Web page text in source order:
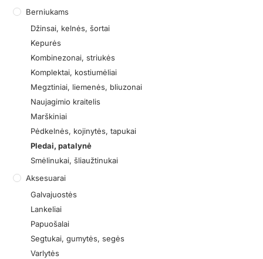
Berniukams
Džinsai, kelnės, šortai
Kepurės
Kombinezonai, striukės
Komplektai, kostiumėliai
Megztiniai, liemenės, bliuzonai
Naujagimio kraitelis
Marškiniai
Pėdkelnės, kojinytės, tapukai
Pledai, patalynė
Smėlinukai, šliaužtinukai
Aksesuarai
Galvajuostės
Lankeliai
Papuošalai
Segtukai, gumytės, segės
Varlytės